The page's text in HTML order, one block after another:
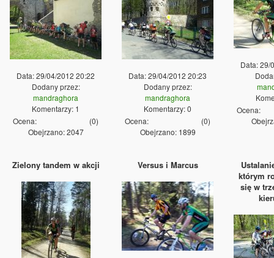
Data: 29/04/2012 20:22
Dodany przez:
mandraghora
Komentarzy: 1
Ocena:
(0)
Obejrzano: 2047
Data: 29/04/2012 20:23
Dodany przez:
mandraghora
Komentarzy: 0
Ocena:
(0)
Obejrzano: 1899
Data: 29/
Ocena:
Zielony tandem w akcji Versus i Marcus
którym
się w